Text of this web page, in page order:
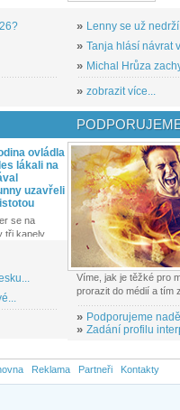
» Lenny se už
» Tanja hlásí návrat
» Michal Hrůza
» zobrazit více...
ovládla
lákali na
uzavřeli
se na
kapely...
Víme, jak je těžké pro
prorazit do médií a tím
» Podporujeme
» Zadání profilu
Reklama Partneři Kontakty